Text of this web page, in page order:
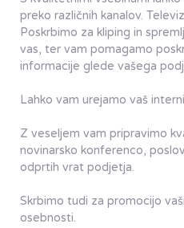
preko različnih kanalov.
Poskrbimo za kliping in
vas, ter vam pomagamo
informacije glede vašega
Lahko vam urejamo vaš
Z veseljem vam pripravimo
novinarsko konferenco,
odprtih vrat podjetja.
Skrbimo tudi za promocijo
osebnosti.